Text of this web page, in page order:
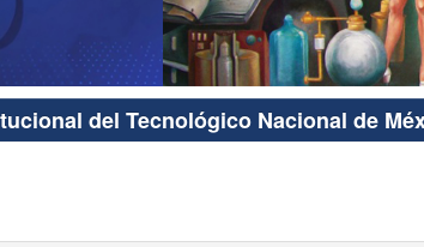
del Tecnológico Nacional de